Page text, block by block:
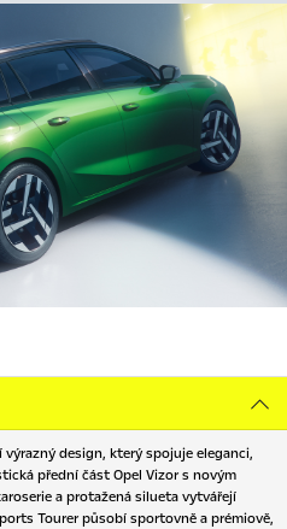
design, který spojuje eleganci,
přední část Opel Vizor s novým
a protažená silueta vytvářejí
Tourer působí sportovně a prémiově,